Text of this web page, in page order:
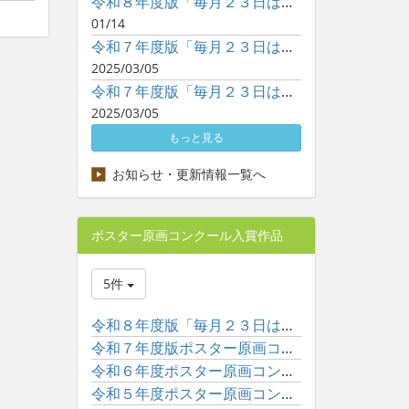
01/14
令和７年度版「毎月２３日は子どもといっしょに読書の日」ポスタ...
2025/03/05
令和７年度版「毎月２３日は子どもといっしょに読書の日」ポスタ...
2025/03/05
もっと見る
お知らせ・更新情報一覧へ
ポスター原画コンクール入賞作品
5件
令和８年度版「毎月２３日は子どもといっしょに読書の日」ポスタ...
令和７年度版ポスター原画コンクール入賞作品一覧
令和６年度ポスター原画コンクール入賞作品一覧
令和５年度ポスター原画コンクール入賞作品一覧